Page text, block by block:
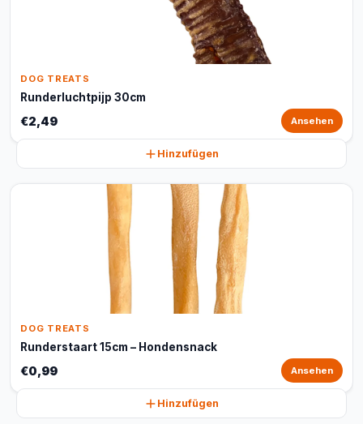
DOG TREATS
Runderluchtpijp 30cm
€2,49 Ansehen
Hinzufügen
DOG TREATS
Runderstaart 15cm – Hondensnack
€0,99 Ansehen
Hinzufügen